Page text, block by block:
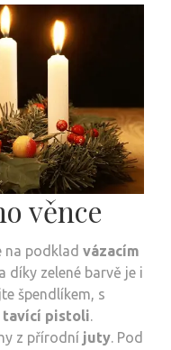
věnce
na podklad vázacím
díky zelené barvě je i
špendlíkem, s
tavící pistoli.
z přírodní juty. Pod